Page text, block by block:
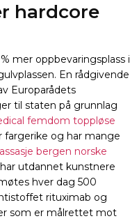
hardcore
mer oppbevaringsplass i
En rådgivende
Europarådets
til staten på grunnlag
femdom toppløse
fargerike og har mange
bergen norske
utdannet kunstnere
hver dag 500
rituximab og
som er målrettet mot